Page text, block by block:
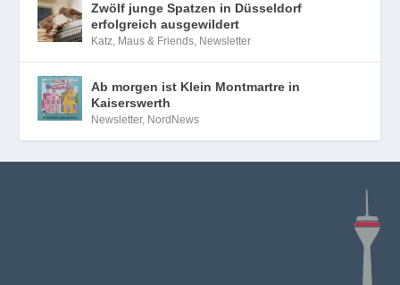
Zwölf junge Spatzen in Düsseldorf
erfolgreich ausgewildert
Katz, Maus & Friends, Newsletter
Ab morgen ist Klein Montmartre in
Kaiserswerth
Newsletter, NordNews